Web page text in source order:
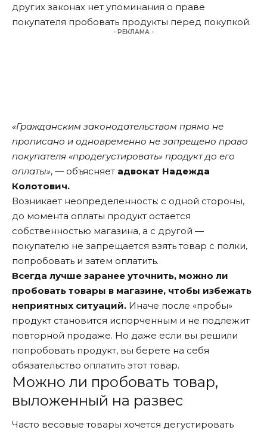
других законах нет упоминания о праве
покупателя пробовать продукты перед покупкой.
- РЕКЛАМА -
«Гражданским законодательством прямо не
прописано и одновременно не запрещено право
покупателя «продегустировать» продукт до его
оплаты», — объясняет адвокат Надежда
Колотович.
Возникает неопределенность: с одной стороны,
до момента оплаты продукт остается
собственностью магазина, а с другой —
покупателю не запрещается взять товар с полки,
попробовать и затем оплатить.
Всегда лучше заранее уточнить, можно ли
пробовать товары в магазине, чтобы избежать
неприятных ситуаций. Иначе после «пробы»
продукт становится испорченным и не подлежит
повторной продаже. Но даже если вы решили
попробовать продукт, вы берете на себя
обязательство оплатить этот товар.
Можно ли пробовать товар,
выложенный на развес
Часто весовые товары хочется дегустировать